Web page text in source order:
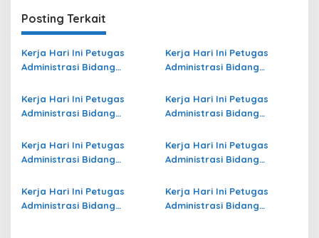
Posting Terkait
Kerja Hari Ini Petugas
Administrasi Bidang
di Tulungagung Terbaru
Kerja Hari Ini Petugas
Administrasi Bidang
di Kota Palu Terbaru
Kerja Hari Ini Petugas
Administrasi Bidang
di Sabu Raijua Terbaru
Kerja Hari Ini Petugas
Administrasi Bidang
Terbaru
Kerja Hari Ini Petugas
Administrasi Bidang
di Kota Bontang Terbaru
Kerja Hari Ini Petugas
Administrasi Bidang
di Sukabumi Terbaru
Kerja Hari Ini Petugas
Administrasi Bidang
Kerja Hari Ini Petugas
Administrasi Bidang